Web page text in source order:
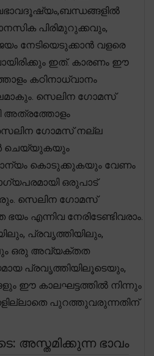
പിരിമുറുക്കവും,
നേടിയെടുക്കാൻ വളരെ
ഇത്. കാരണം ഈ
കഠിനാധ്വാനം
സെലിന ഗോമസ്
അത്രത്തോളം
സെലിന ഗോമസ് നല്ല
ചെയ്യുകയും
കൊടുക്കുകയും വേണം
ഒരുപാട്
സെലിന ഗോമസ്
എന്നിവ നേരിടേണ്ടിവരാം.
പ്രവൃത്തിയിലും,
ഒരു അവ്യക്തത
പ്രവൃത്തിയിലൂടെയും,
ഈ കാലഘട്ടത്തിൽ നിന്നും
പുറത്തുവരുന്നതിന്
അസ്തമിക്കുന്ന ഭാവം